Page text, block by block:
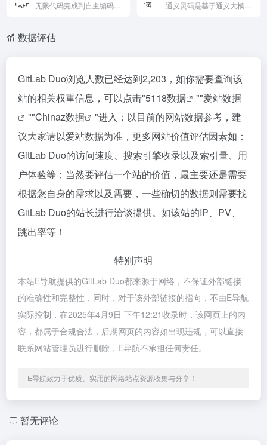
数据评估
GitLab Duo浏览人数已经达到2,203，如你需要查询该
站的相关权重信息，可以点击"5118数据 ""爱站数据
""Chinaz数据
"进入；以目前的网站数据参考，建
议大家请以爱站数据为准，更多网站价值评估因素如：
GitLab Duo的访问速度、搜索引擎收录以及索引量、用
户体验等；当然要评估一个站的价值，最主要还是需要
根据您自身的需求以及需要，一些确切的数据则需要找
GitLab Duo的站长进行洽谈提供。如该站的IP、PV、
跳出率等！
特别声明
本站E导航提供的GitLab Duo都来源于网络，不保证外部链接
的准确性和完整性，同时，对于该外部链接的指向，不由E导航
实际控制，在2025年4月9日 下午12:21收录时，该网页上的内
容，都属于合规合法，后期网页的内容如出现违规，可以直接
联系网站管理员进行删除，E导航不承担任何责任。
E导航致力于优质、实用的网络站点资源收集与分享！
暂无评论